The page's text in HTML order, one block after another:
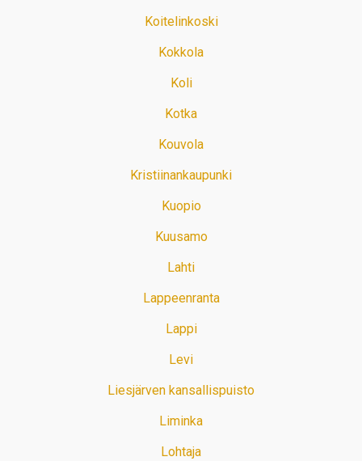
Koitelinkoski
Kokkola
Koli
Kotka
Kouvola
Kristiinankaupunki
Kuopio
Kuusamo
Lahti
Lappeenranta
Lappi
Levi
Liesjärven kansallispuisto
Liminka
Lohtaja